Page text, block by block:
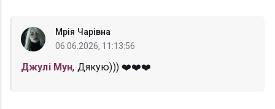
Мрія Чарівна
06.06.2026, 11:13:56
Джулі Мун, Дякую))) ❤️❤️❤️